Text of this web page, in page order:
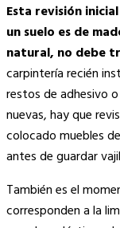
Esta revisión
un suelo es de
natural, no debe
carpintería recién
restos de adhesivo
nuevas, hay que
colocado muebles
antes de guardar
También es el
corresponden a la